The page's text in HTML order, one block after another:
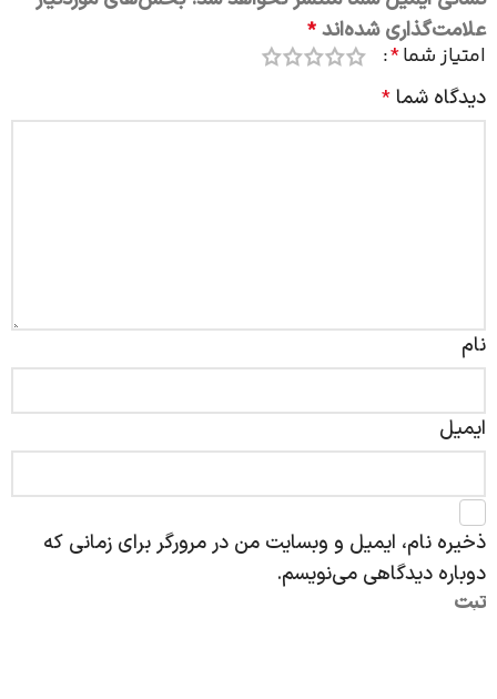
علامت‌گذاری شده‌اند *
امتیاز شما*
دیدگاه شما *
نام
ایمیل
ذخیره نام، ایمیل و وبسایت من در مرورگر برای زمانی که
دوباره دیدگاهی می‌نویسم.